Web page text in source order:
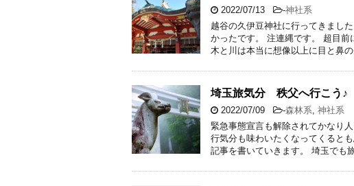
2022/07/13 -神社系
越谷の久伊豆神社に行ってきまし
かったです。 注連縄です。 超目
木と川は本当に想像以上に目と鼻
埼玉旅気分 秩父へ行こう♪
2022/07/09 -森林系, 神社系
緊急事態宣言も解除されてかなり
行気分も味わいたくなってくると
記事を書いていきます。 埼玉でも